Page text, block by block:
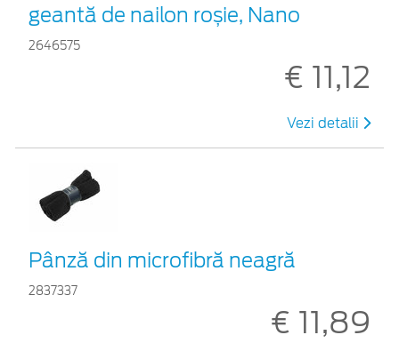
geantă de nailon roșie, Nano
2646575
€ 11,12
Vezi detalii
Pânză din microfibră neagră
2837337
€ 11,89